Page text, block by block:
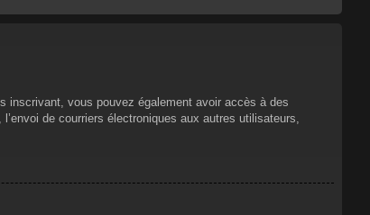
inscrivant, vous pouvez également avoir accès à des
de courriers électroniques aux autres utilisateurs,